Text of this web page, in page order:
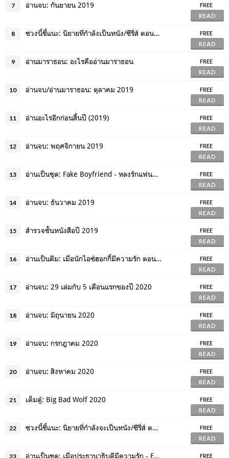
7 อ่านจบ: กันยายน 2019
FREE
READ
8 ช่วงนี้ชี้แนะ: นิยายที่กำลังเป็นหนัง/ซีรี่ส์ ตอนที่ 1
FREE
READ
9 อ่านมาราธอน: อะไรคืออ่านมาราธอน
FREE
READ
10 อ่านจบ/อ่านมาราธอน: ตุลาคม 2019
FREE
READ
11 อ่านอะไรอีกก่อนสิ้นปี (2019)
FREE
READ
12 อ่านจบ: พฤศจิกายน 2019
FREE
READ
13 อ่านเป็นชุด: Fake Boyfriend - หลงรักแฟนกำมะลอ
FREE
READ
14 อ่านจบ: ธันวาคม 2019
FREE
READ
15 สำรวจชั้นหนังสือปี 2019
FREE
READ
16 อ่านเป็นตีม: เมื่อนักไอซ์ฮอกกี้มีความรัก ตอน 1
FREE
READ
17 อ่านจบ: 29 เล่มกับ 5 เดือนแรกของปี 2020
FREE
READ
18 อ่านจบ: มิถุนายน 2020
FREE
READ
19 อ่านจบ: กรกฎาคม 2020
FREE
READ
20 อ่านจบ: สิงหาคม 2020
FREE
READ
21 เต็มตู้: Big Bad Wolf 2020
FREE
READ
22 ช่วงนี้ชี้แนะ: นิยายที่กำลังจะเป็นหนัง/ซีรี่ส์ ตอน 2
FREE
READ
23 อ่านเป็นชุด: เมื่อประธานาธิบดีมีความรัก - Executive Office Series
FREE